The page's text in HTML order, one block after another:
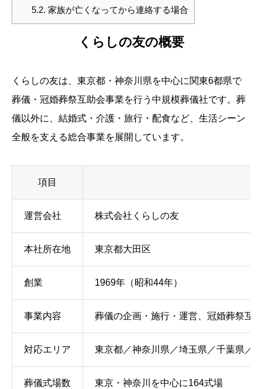
5.2. 家族が亡くなってから連絡する場合
くらしの友の概要
くらしの友は、東京都・神奈川県を中心に関東6都県で
葬儀・冠婚葬祭互助会事業を行う中規模葬儀社です。葬
儀以外に、結婚式・介護・旅行・配食など、生活シーン
全般を支える総合事業を展開しています。
項目
運営会社 株式会社くらしの友
本社所在地 東京都大田区
創業 1969年（昭和44年）
事業内容 葬儀の企画・施行・運営、冠婚葬祭互
対応エリア 東京都／神奈川県／埼玉県／千葉県／
葬儀式場数 東京・神奈川を中心に164式場